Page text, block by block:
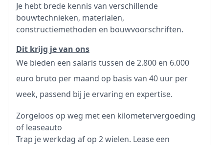
Je hebt brede kennis van verschillende
bouwtechnieken, materialen,
constructiemethoden en bouwvoorschriften.
Dit krijg je van ons
We bieden een salaris tussen de 2.800 en 6.000
euro bruto per maand op basis van 40 uur per
week, passend bij je ervaring en expertise.
Zorgeloos op weg met een kilometervergoeding
of leaseauto
Trap je werkdag af op 2 wielen. Lease een